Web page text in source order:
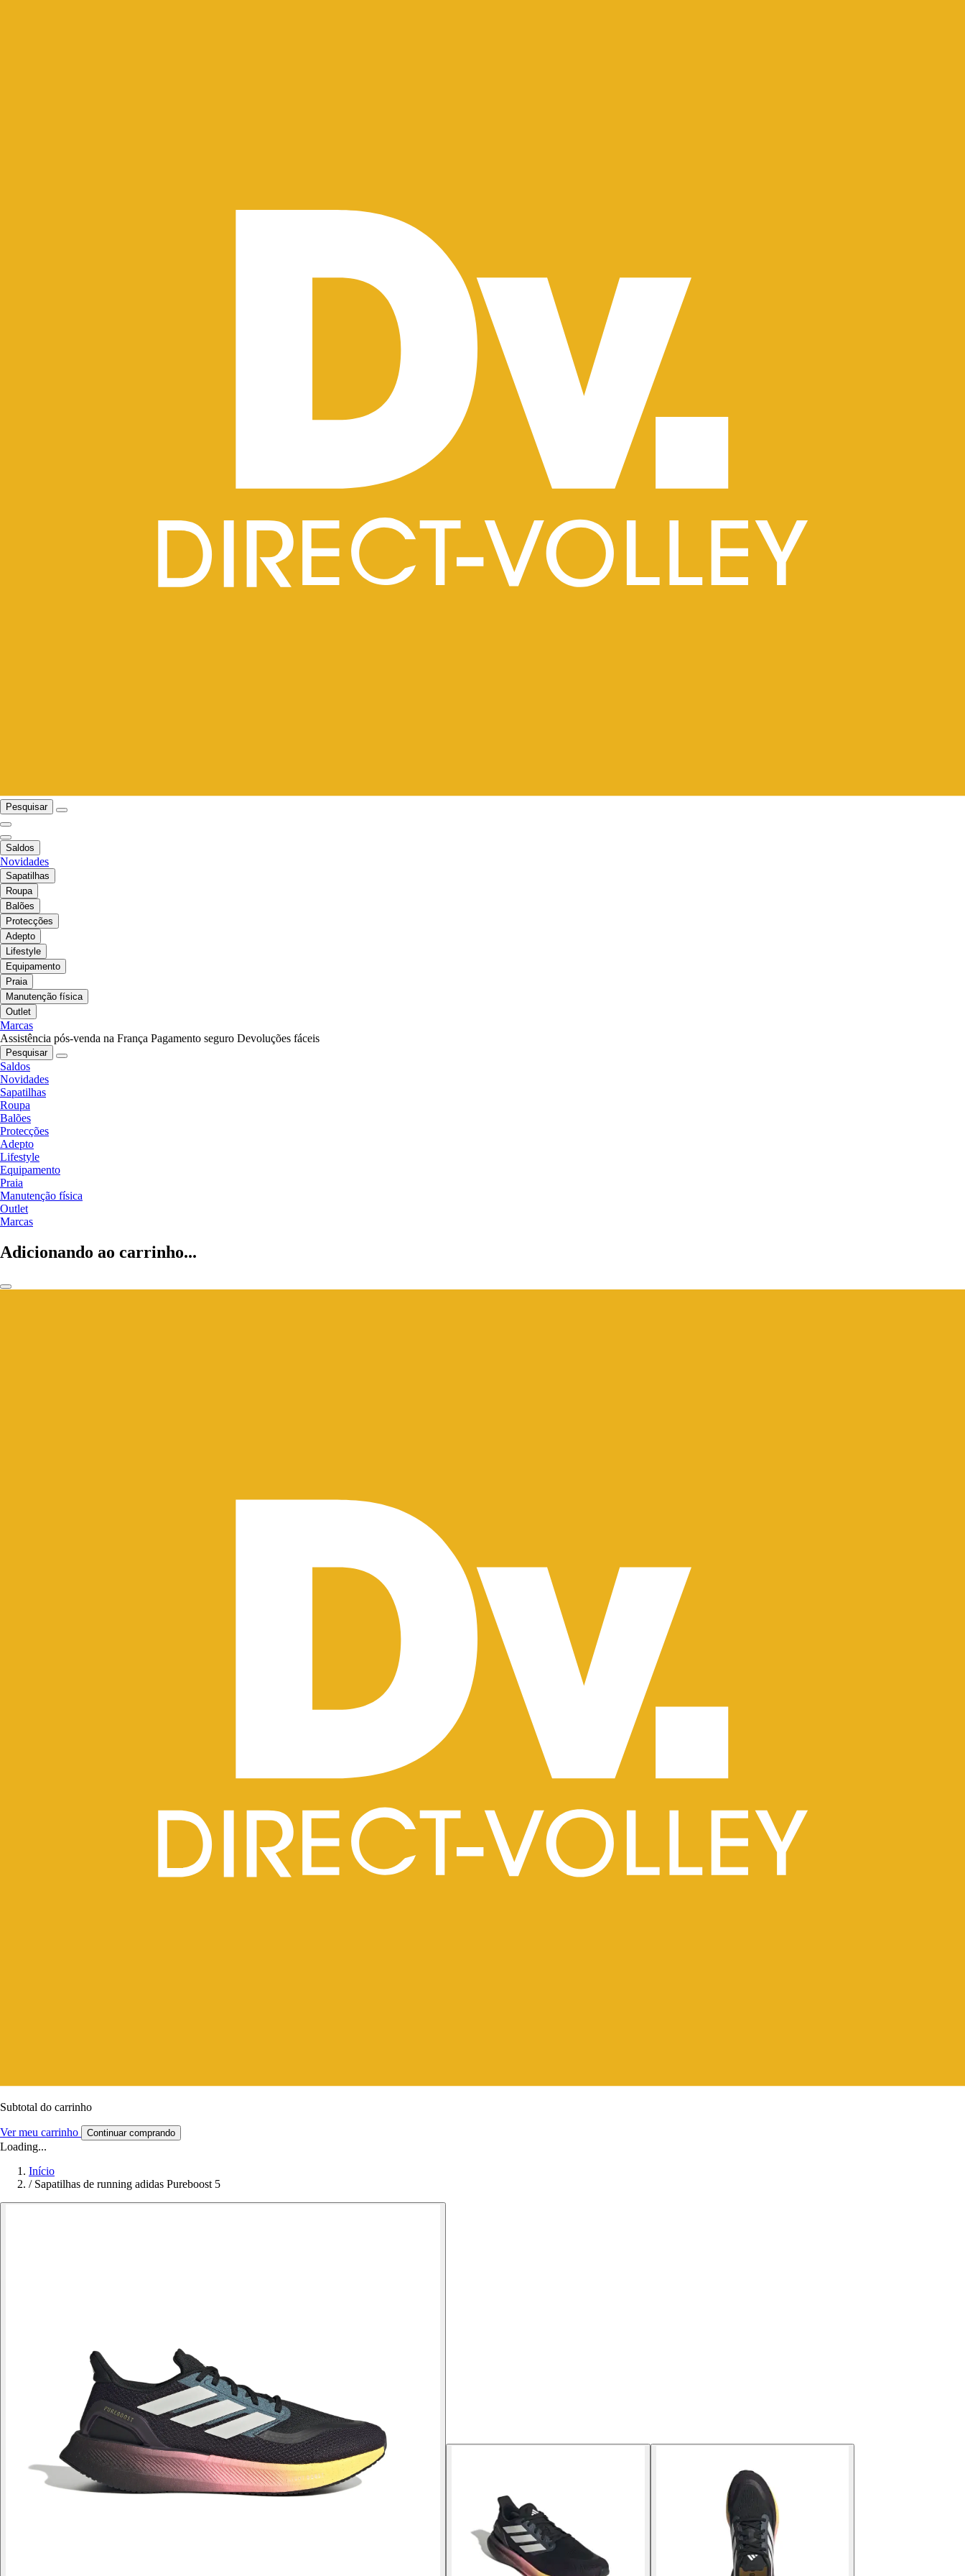
Pesquisar
Saldos
Novidades
Sapatilhas
Roupa
Balões
Protecções
Adepto
Lifestyle
Equipamento
Praia
Manutenção física
Outlet
Marcas
Assistência pós-venda na França Pagamento seguro Devoluções fáceis
Pesquisar
Saldos
Novidades
Sapatilhas
Roupa
Balões
Protecções
Adepto
Lifestyle
Equipamento
Praia
Manutenção física
Outlet
Marcas
Adicionando ao carrinho...
Subtotal do carrinho
Ver meu carrinho Continuar comprando
Loading...
Início
/ Sapatilhas de running adidas Pureboost 5